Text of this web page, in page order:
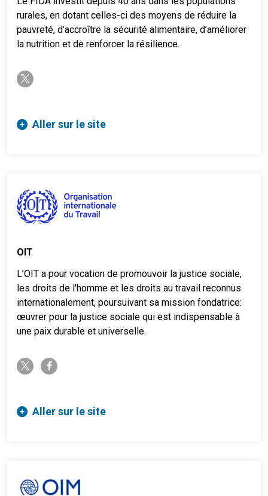
rurales, en dotant celles-ci des moyens de réduire la
pauvreté, d’accroître la sécurité alimentaire, d’améliorer
la nutrition et de renforcer la résilience.
twitter-x
Aller sur le site
OIT
L’OIT a pour vocation de promouvoir la justice sociale,
les droits de l'homme et les droits au travail reconnus
internationalement, poursuivant sa mission fondatrice:
œuvrer pour la justice sociale qui est indispensable à
une paix durable et universelle.
twitter-x facebook-f
Aller sur le site